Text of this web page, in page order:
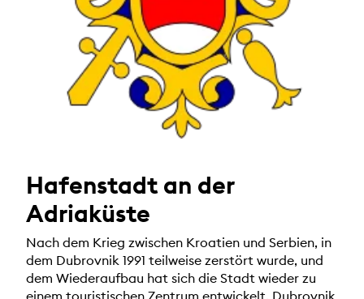
Hafenstadt an der
Adriaküste
Nach dem Krieg zwischen Kroatien und Serbien, in
dem Dubrovnik 1991 teilweise zerstört wurde, und
dem Wiederaufbau hat sich die Stadt wieder zu
einem touristischen Zentrum entwickelt. Dubrovnik